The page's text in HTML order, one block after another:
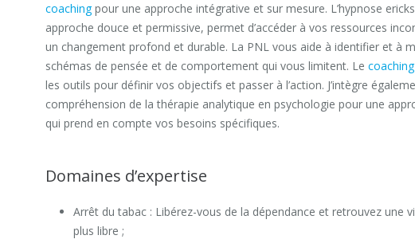
coachingpour une approche intégrative et sur mesure. L’hypnose
approche douce et permissive, permet d’accéder à vos ressources
un changement profond et durable. La PNL vous aide à identifier et à
schémas de pensée et de comportement qui vous limitent. Le coaching
les outils pour définir vos objectifs et passer à l’action. J’intègre
compréhension de la thérapie analytique en psychologie pour une
qui prend en compte vos besoins spécifiques.
Domaines d’expertise
Arrêt du tabac : Libérez-vous de la dépendance et retrouvez une
plus libre ;